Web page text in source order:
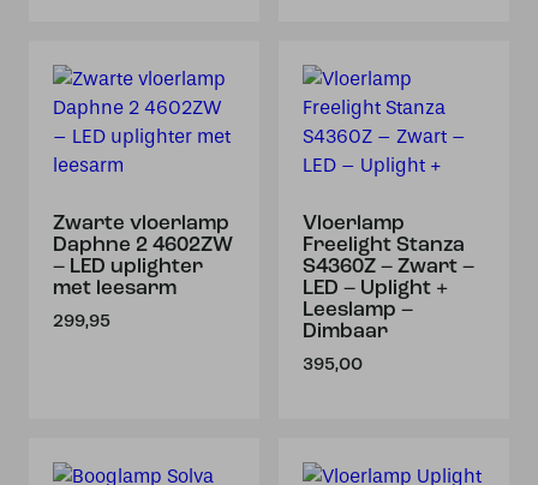
Zwarte vloerlamp
Daphne 2 4602ZW
– LED uplighter
met leesarm
299,95
Vloerlamp
Freelight Stanza
S4360Z – Zwart –
LED – Uplight +
Leeslamp –
Dimbaar
395,00